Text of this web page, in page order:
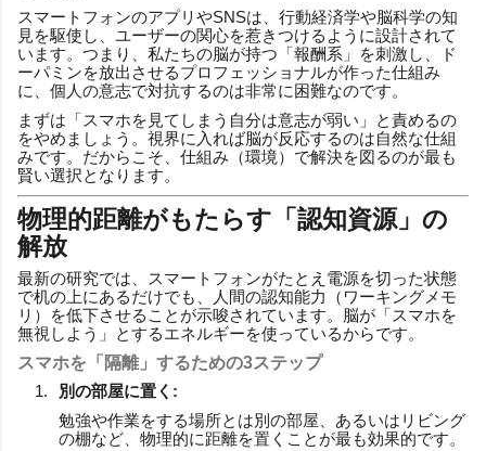
スマートフォンのアプリやSNSは、行動経済学や脳科学の知
見を駆使し、ユーザーの関心を惹きつけるように設計されて
います。つまり、私たちの脳が持つ「報酬系」を刺激し、ド
ーパミンを放出させるプロフェッショナルが作った仕組み
に、個人の意志で対抗するのは非常に困難なのです。
まずは「スマホを見てしまう自分は意志が弱い」と責めるの
をやめましょう。視界に入れば脳が反応するのは自然な仕組
みです。だからこそ、仕組み（環境）で解決を図るのが最も
賢い選択となります。
物理的距離がもたらす「認知資源」の
解放
最新の研究では、スマートフォンがたとえ電源を切った状態
で机の上にあるだけでも、人間の認知能力（ワーキングメモ
リ）を低下させることが示唆されています。脳が「スマホを
無視しよう」とするエネルギーを使っているからです。
スマホを「隔離」するための3ステップ
別の部屋に置く:
勉強や作業をする場所とは別の部屋、あるいはリビング
の棚など、物理的に距離を置くことが最も効果的です。